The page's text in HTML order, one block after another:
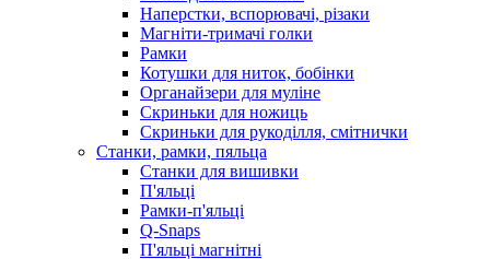
Наперстки, вспорювачі, різаки
Магніти-тримачі голки
Рамки
Котушки для ниток, бобінки
Органайзери для муліне
Скриньки для ножиць
Скриньки для рукоділля, смітнички
Станки, рамки, пяльца
Станки для вишивки
П'яльці
Рамки-п'яльці
Q-Snaps
П'яльці магнітні